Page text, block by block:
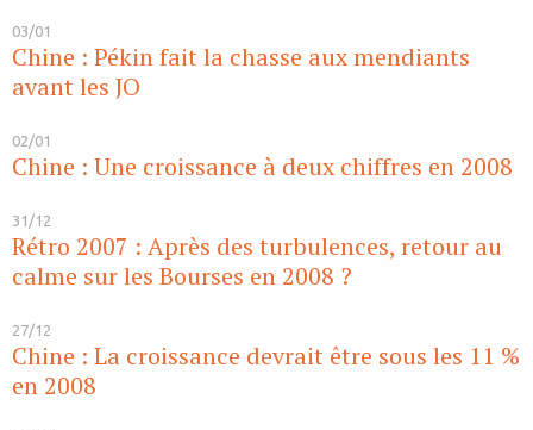
03/01
Chine : Pékin fait la chasse aux mendiants
avant les JO
02/01
Chine : Une croissance à deux chiffres en 2008
31/12
Rétro 2007 : Après des turbulences, retour au
calme sur les Bourses en 2008 ?
27/12
Chine : La croissance devrait être sous les 11 %
en 2008